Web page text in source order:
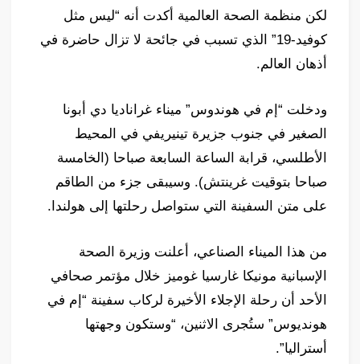
لكن منظمة الصحة العالمية أكدت أنه “ليس مثل
كوفيد-19” الذي تسبب في جائحة لا تزال حاضرة في
أذهان العالم.
ودخلت “إم في هوندوس” ميناء غراناديا دي أبونا
الصغير في جنوب جزيرة تينيريفي في المحيط
الأطلسي، قرابة الساعة السابعة صباحا (الخامسة
صباحا بتوقيت غرينتش). وسيبقى جزء من الطاقم
على متن السفينة التي ستواصل رحلتها إلى هولندا.
من هذا الميناء الصناعي، أعلنت وزيرة الصحة
الإسبانية مونيكا غارسيا غوميز خلال مؤتمر صحافي
الأحد أن رحلة الإجلاء الأخيرة لركاب سفينة “إم في
هونديوس” ستُجرى الاثنين، “وستكون وجهتها
أستراليا”.